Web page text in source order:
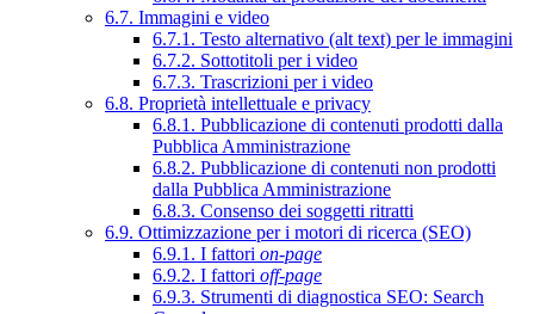
6.7. Immagini e video
6.7.1. Testo alternativo (alt text) per le immagini
6.7.2. Sottotitoli per i video
6.7.3. Trascrizioni per i video
6.8. Proprietà intellettuale e privacy
6.8.1. Pubblicazione di contenuti prodotti dalla
Pubblica Amministrazione
6.8.2. Pubblicazione di contenuti non prodotti
dalla Pubblica Amministrazione
6.8.3. Consenso dei soggetti ritratti
6.9. Ottimizzazione per i motori di ricerca (SEO)
6.9.1. I fattori on-page
6.9.2. I fattori off-page
6.9.3. Strumenti di diagnostica SEO: Search